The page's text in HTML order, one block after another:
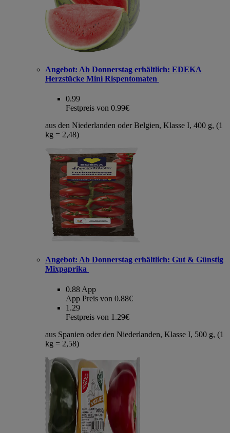
Angebot: Ab Donnerstag erhältlich: EDEKA
Herzstücke Mini Rispentomaten
0.99
Festpreis von 0.99€
aus den Niederlanden oder Belgien, Klasse I, 400 g, (1
kg = 2,48)
Angebot: Ab Donnerstag erhältlich: Gut & Günstig
Mixpaprika
0.88 App
App Preis von 0.88€
1.29
Festpreis von 1.29€
aus Spanien oder den Niederlanden, Klasse I, 500 g, (1
kg = 2,58)